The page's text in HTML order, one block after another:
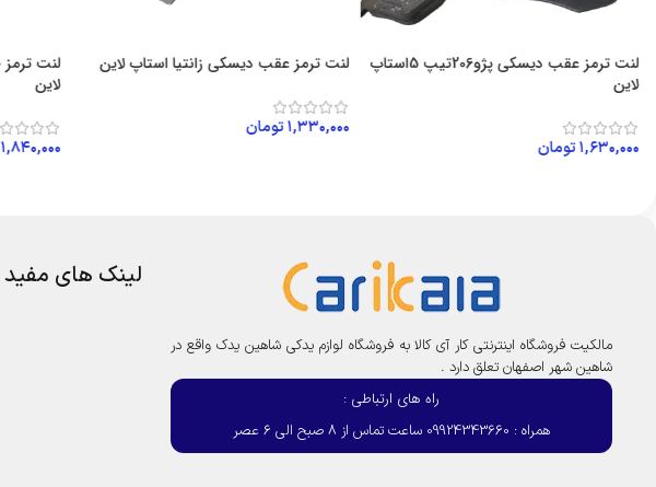
لنت ترمز عقب دیسکی پژو206تیپ 5استاپ
لاین
۱,۶۳۰,۰۰۰تومان
لنت ترمز عقب دیسکی زانتیا استاپ لاین
۱,۳۳۰,۰۰۰تومان
لاین
۱,۸۴۰,۰۰۰
مالکیت فروشگاه اینترنتی کار آی کالا به فروشگاه لوازم یدکی شاهین یدک واقع در
شاهین شهر اصفهان تعلق دارد .
راه های ارتباطی :
همراه : 09924343660 ساعت تماس از 8 صبح الی 6 عصر
لینک های مفید